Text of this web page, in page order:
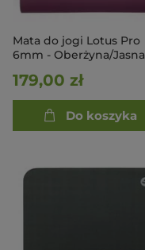
Mata do jogi Lotus Pro
6mm - Oberżyna/Jasna
179,00 zł
Do koszyka